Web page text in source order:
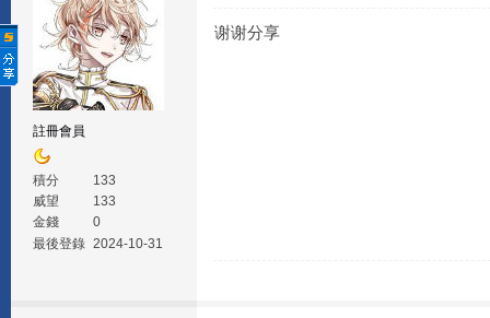
註冊會員
積分
133
威望
133
金錢
0
最後登錄 2024-10-31
谢谢分享